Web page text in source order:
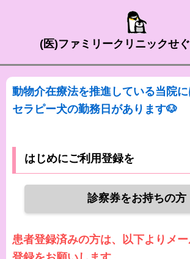
(医)ファミリークリニックせ
動物介在療法を推進している当院
セラピー犬の勤務日があります🐶
はじめにご利用登録を
診察券をお持ちの方
患者登録済みの方は、以下よりメ